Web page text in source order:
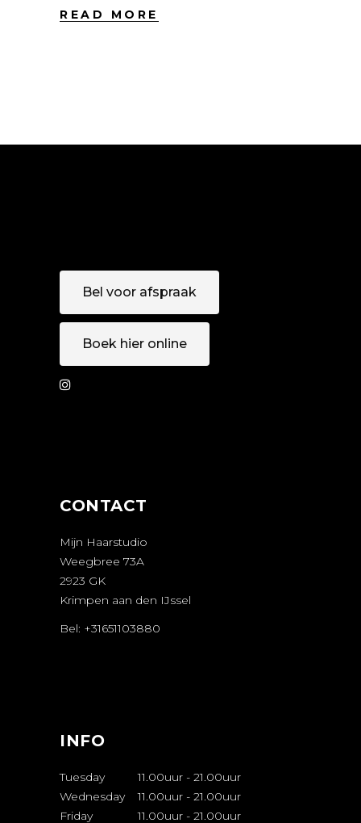
READ MORE
Bel voor afspraak
Boek hier online
CONTACT
Mijn Haarstudio
Weegbree 73A
2923 GK
Krimpen aan den IJssel
Bel: +31651103880
INFO
Tuesday 11.00uur - 21.00uur
Wednesday
11.00uur - 21.00uur
Friday
11.00uur - 21.00uur